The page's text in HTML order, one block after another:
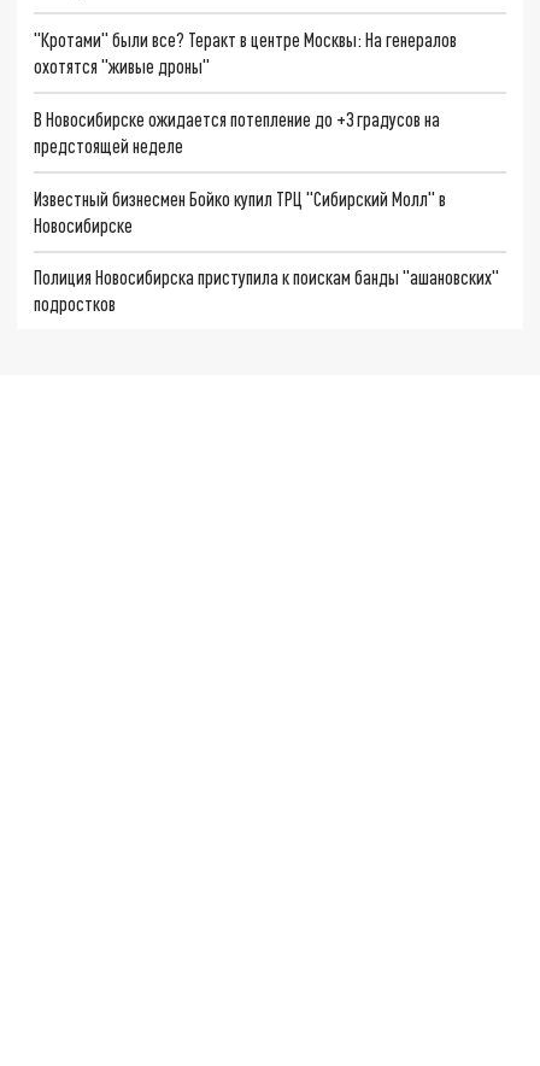
"Кротами" были все? Теракт в центре Москвы: На генералов
охотятся "живые дроны"
В Новосибирске ожидается потепление до +3 градусов на
предстоящей неделе
Известный бизнесмен Бойко купил ТРЦ "Сибирский Молл" в
Новосибирске
Полиция Новосибирска приступила к поискам банды "ашановских"
подростков